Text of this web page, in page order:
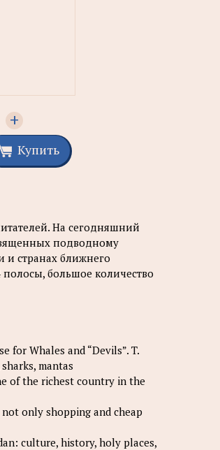
+
Купить
На сегодняшний
подводному
странах ближнего
большое количество
for Whales and “Devils”. T.
mantas
of the richest country in the
only shopping and cheap
culture, history, holy places,